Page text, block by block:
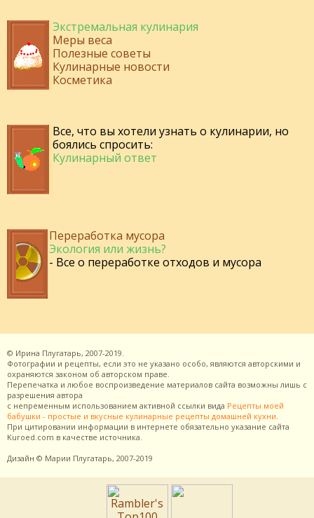
Экстремальная кулинария
Меры веса
Полезные советы
Кулинарные новости
Косметика
Все, что вы хотели узнать о кулинарии, но
боялись спросить:
Кулинарный ответ
Переработка мусора
Экология или жизнь?
- Все о переработке отходов и мусора
© Ирина Плугатарь, 2007-2019.
Фотографии и рецепты, если это не указано особо, являются авторскими и
охраняются законом об авторском праве.
Перепечатка и любое воспроизведение материалов сайта возможны лишь с
разрешения автора
с непременным использованием активной ссылки вида Рецепты моей
бабушки - простые и вкусные кулинарные рецепты домашней кухни.
При цитировании информации в интернете обязательно указание сайта
Kuroed.com в качестве источника.
Дизайн © Марии Плугатарь, 2007-2019